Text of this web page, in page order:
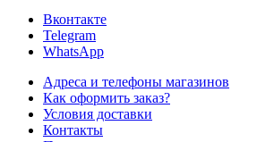
Вконтакте
Telegram
WhatsApp
Адреса и телефоны магазинов
Как оформить заказ?
Условия доставки
Контакты